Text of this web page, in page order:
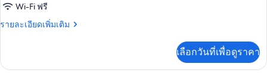
ดี
ลัก
วิว
Wi-Fi ฟรี
รายละเอียดเพิ่มเติม
ราย
เกี่ยว
เลือกวันที่เพื่อดูราคา